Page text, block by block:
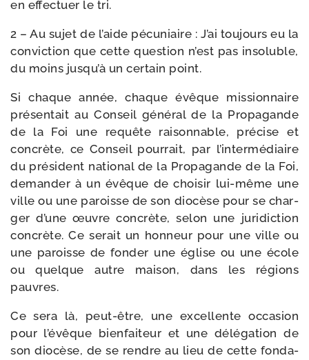
en effec­tuer le tri.
2 – Au sujet de l’aide pécu­niaire : J’ai tou­jours eu la
convic­tion que cette ques­tion n’est pas inso­luble,
du moins jusqu’à un cer­tain point.
Si chaque année, chaque évêque mis­sion­naire
pré­sen­tait au Conseil géné­ral de la Propagande
de la Foi une requête rai­son­nable, pré­cise et
concrète, ce Conseil pour­rait, par l’intermédiaire
du pré­sident natio­nal de la Propagande de la Foi,
deman­der à un évêque de choi­sir lui-​même une
ville ou une paroisse de son dio­cèse pour se char­
ger d’une œuvre concrète, selon une juri­dic­tion
concrète. Ce serait un hon­neur pour une ville ou
une paroisse de fon­der une église ou une école
ou quelque autre mai­son, dans les régions
pauvres.
Ce sera là, peut-​être, une excel­lente occa­sion
pour l’évêque bien­fai­teur et une délé­ga­tion de
son dio­cèse, de se rendre au lieu de cette fon­da­